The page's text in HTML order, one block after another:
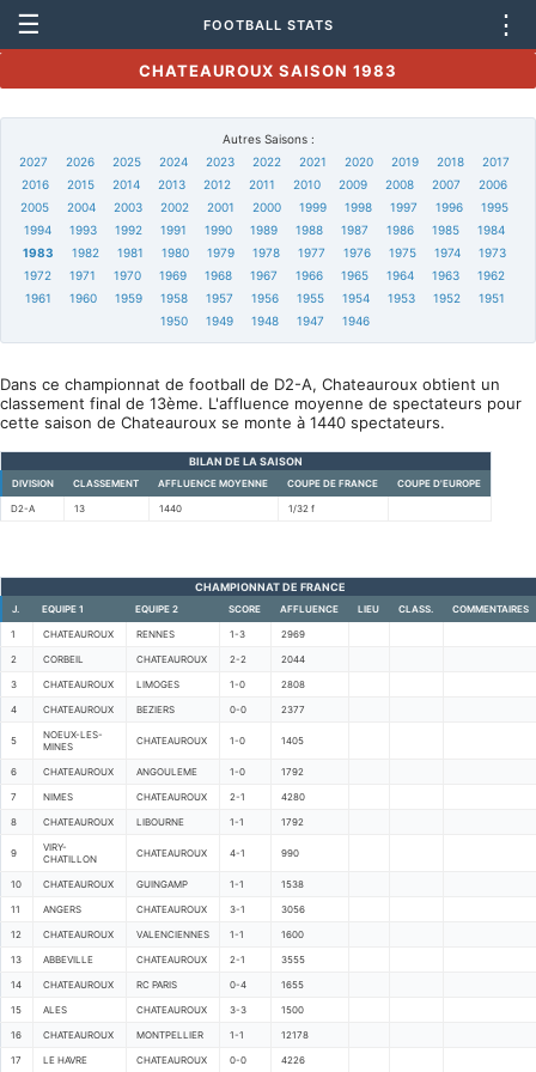
☰ FOOTBALL STATS ⋮
CHATEAUROUX SAISON 1983
Autres Saisons :
2027
2026 2025 2024 2023 2022 2021 2020 2019 2018
2017
2016
2015 2014 2013 2012 2011 2010 2009 2008 2007
2006
2005
2004 2003 2002 2001 2000 1999 1998 1997 1996
1995
1994
1993 1992 1991 1990 1989 1988 1987 1986 1985
1984
1983
1982 1981 1980 1979 1978 1977 1976 1975 1974
1973
1972
1971 1970 1969 1968 1967 1966 1965 1964 1963
1962
1961
1960 1959 1958 1957 1956 1955 1954 1953 1952
1951
1950
1949 1948 1947 1946
Dans ce championnat de football de D2-A, Chateauroux obtient un
classement final de 13ème. L'affluence moyenne de spectateurs pour
cette saison de Chateauroux se monte à 1440 spectateurs.
BILAN DE LA SAISON
DIVISION CLASSEMENT AFFLUENCE MOYENNE COUPE DE FRANCE COUPE D'EUROPE
D2-A 13 1440 1/32 f
CHAMPIONNAT DE FRANCE
J. EQUIPE 1 EQUIPE 2 SCORE AFFLUENCE LIEU CLASS. COMMENTAIRES
1 CHATEAUROUX RENNES 1-3 2969
2 CORBEIL CHATEAUROUX 2-2 2044
3 CHATEAUROUX LIMOGES 1-0 2808
4 CHATEAUROUX BEZIERS 0-0 2377
5
NOEUX-LES-
MINES
CHATEAUROUX 1-0 1405
6 CHATEAUROUX ANGOULEME 1-0 1792
7 NIMES CHATEAUROUX 2-1 4280
8 CHATEAUROUX LIBOURNE 1-1 1792
9
VIRY-
CHATILLON
CHATEAUROUX 4-1 990
10 CHATEAUROUX GUINGAMP 1-1 1538
11 ANGERS CHATEAUROUX 3-1 3056
12 CHATEAUROUX VALENCIENNES 1-1 1600
13 ABBEVILLE CHATEAUROUX 2-1 3555
14 CHATEAUROUX RC PARIS 0-4 1655
15 ALES CHATEAUROUX 3-3 1500
16 CHATEAUROUX MONTPELLIER 1-1 12178
17 LE HAVRE CHATEAUROUX 0-0 4226